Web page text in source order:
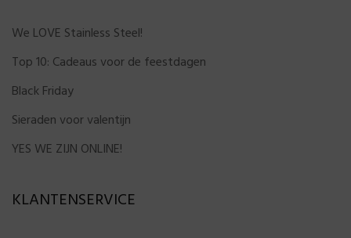
We LOVE Stainless Steel!
Top 10: Cadeaus voor de feestdagen
Black Friday
Sieraden voor valentijn
YES WE ZIJN ONLINE!
KLANTENSERVICE